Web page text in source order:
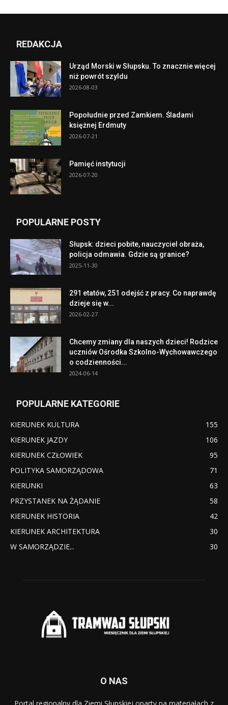
REDAKCJA
Urząd Morski w Słupsku. To znacznie więcej
niż powrót szyldu
2026-08-03
Popołudnie przed Zamkiem. Śladami
księżnej Erdmuty
2026-07-21
Pamięć instytucji
2026-07-20
POPULARNE POSTY
Słupsk: dzieci pobite, nauczyciel obraża,
policja odmawia. Gdzie są granice?
2025-11-30
291 etatów, 251 odejść z pracy. Co naprawdę
dzieje się w...
2026-02-27
Chcemy zmiany dla naszych dzieci! Rodzice
uczniów Ośrodka Szkolno-Wychowawczego
o codzienności...
2024-06-14
POPULARNE KATEGORIE
KIERUNEK KULTURA
155
KIERUNEK JAZDY
106
KIERUNEK CZŁOWIEK
95
POLITYKA SAMORZĄDOWA
71
KIERUNKI
63
PRZYSTANEK NA ŻĄDANIE
58
KIERUNEK HISTORIA
42
KIERUNEK ARCHITEKTURA
30
W SAMORZĄDZIE...
30
O NAS
Portal regionalny dla Ziemi Słupskiej oparty na materiałach z